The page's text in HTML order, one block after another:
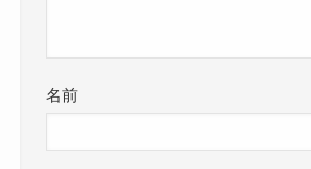
名前